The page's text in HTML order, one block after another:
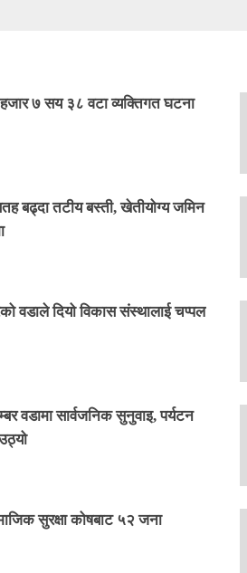
७ सय ३८ वटा व्यक्तिगत घटना
बढ्दा तटीय बस्ती, खेतीयोग्य जमिन
वडाले दियो विकास संस्थालाई चप्पल
वडामा सार्वजनिक सुनुवाइ, पर्यटन
सुरक्षा कोषबाट ५२ जना